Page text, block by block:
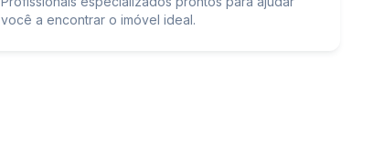
você a encontrar o imóvel ideal.